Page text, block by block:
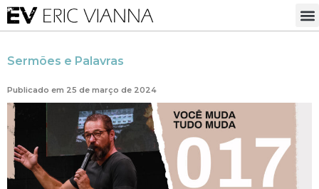
Sermões e Palavras
Publicado em 25 de março de 2024